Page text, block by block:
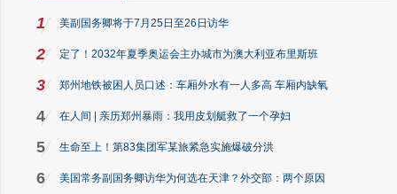
1 美副国务卿将于7月25日至26日访华
2 定了！2032年夏季奥运会主办城市为澳大利亚布里斯班
3 郑州地铁被困人员口述：车厢外水有一人多高 车厢内缺氧
4 在人间 | 亲历郑州暴雨：我用皮划艇救了一个孕妇
5 生命至上！第83集团军某旅紧急实施爆破分洪
6 美国常务副国务卿访华为何选在天津？外交部：两个原因